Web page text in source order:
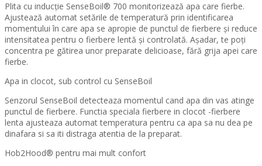
Plita cu inducţie SenseBoil® 700 monitorizează apa care fierbe.
Ajustează automat setările de temperatură prin identificarea
momentului în care apa se apropie de punctul de fierbere și reduce
intensitatea pentru o fierbere lentă și controlată. Așadar, te poţi
concentra pe gătirea unor preparate delicioase, fără grija apei care
fierbe.
Apa in clocot, sub control cu SenseBoil
Senzorul SenseBoil detecteaza momentul cand apa din vas atinge
punctul de fierbere. Functia speciala fierbere in clocot -fierbere
lenta ajusteaza automat temperatura pentru ca apa sa nu dea pe
dinafara si sa iti distraga atentia de la preparat.
Hob2Hood® pentru mai mult confort